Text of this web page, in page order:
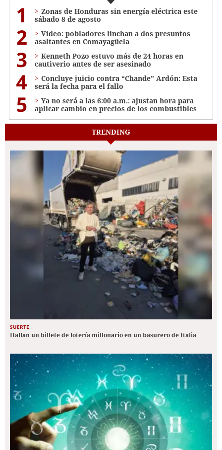
1
Zonas de Honduras sin energía eléctrica este
sábado 8 de agosto
2
Video: pobladores linchan a dos presuntos
asaltantes en Comayagüela
3
Kenneth Pozo estuvo más de 24 horas en
cautiverio antes de ser asesinado
4
Concluye juicio contra “Chande” Ardón: Esta
será la fecha para el fallo
5
Ya no será a las 6:00 a.m.: ajustan hora para
aplicar cambio en precios de los combustibles
TRENDING
SUERTE
Hallan un billete de lotería millonario en un basurero de Italia